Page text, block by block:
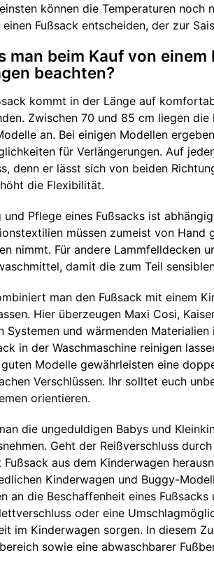
können die Temperaturen noch
Fußsack entscheiden, der zur
man beim Kauf von einem
beachten?
kommt in der Länge auf
Zwischen 70 und 85 cm liegen
an. Bei einigen Modellen
für Verlängerungen. Auf
denn er lässt sich von beiden
die Flexibilität.
und Pflege eines Fußsacks ist
müssen zumeist von
nimmt. Für andere Lammfelldecken
damit die zum Teil
man den Fußsack mit einem
Hier überzeugen Maxi Cosi,
Systemen und wärmenden
in der Waschmaschine reinigen
Modelle gewährleisten eine
Verschlüssen. Ihr solltet euch
orientieren.
die ungeduldigen Babys und
Geht der Reißverschluss
aus dem Kinderwagen
Kinderwagen und Buggy-
an die Beschaffenheit eines
oder eine
im Kinderwagen sorgen. In diesem
sowie eine abwaschbarer